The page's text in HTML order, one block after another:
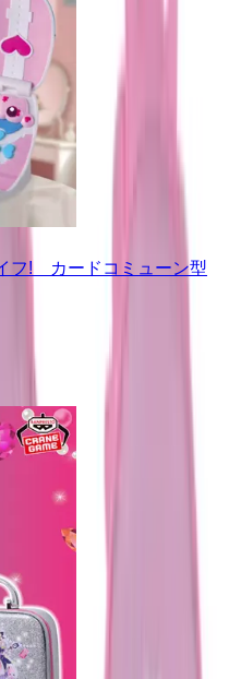
フ! カードコミューン型